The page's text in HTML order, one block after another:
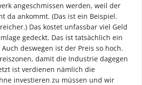
angeschmissen werden, weil der
da ankommt. (Das ist ein Beispiel.
Das kostet unfassbar viel Geld
gedeckt. Das ist tatsächlich ein
deswegen ist der Preis so hoch.
damit die Industrie dagegen
ist verdienen nämlich die
investieren zu müssen und wir